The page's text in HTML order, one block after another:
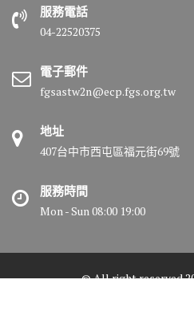
服務電話
04-22520375
電子郵件
fgsastw2n@ecp.fgs.org.tw
地址
407台中市西屯區福元街69號
服務時間
Mon - Sun 08:00 19:00
© All right reserved